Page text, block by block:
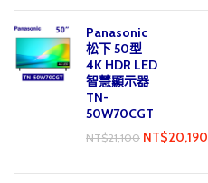
Panasonic
松下 50型
4K HDR LED
智慧顯示器
TN-
50W70CGT
NT$21,100 NT$20,190